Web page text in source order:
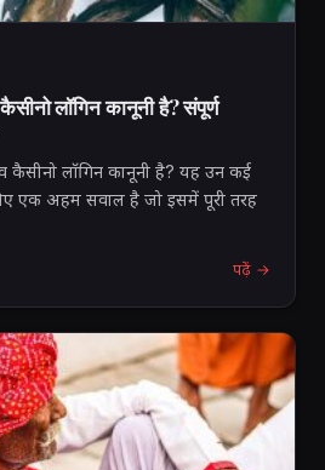
लॉगिन कानूनी है? संपूर्ण
कैसीनो लॉगिन कानूनी है? यह उन कई
एक अहम सवाल है जो इसमें पूरी तरह
पढ़ें →